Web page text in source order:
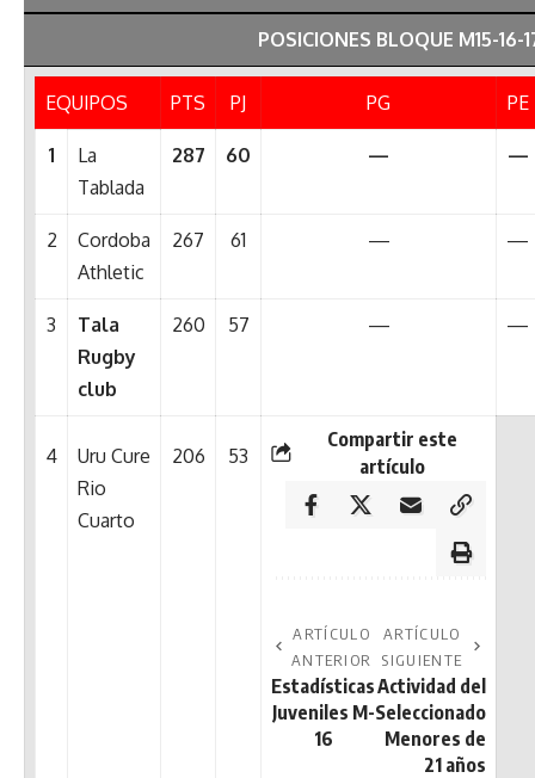
POSICIONES BLOQUE M15-16-
EQUIPOS PTS PJ PG PE
1
La
Tablada
287 60 — —
2
Cordoba
Athletic
267 61 — —
3
Tala
Rugby
club
260 57 — —
4
Uru Cure
Rio
Cuarto
206 53
Compartir este
artículo
ARTÍCULO
ANTERIOR
Estadísticas
Juveniles M-
16
ARTÍCULO
SIGUIENTE
Actividad del
Seleccionado
Menores de
21 años